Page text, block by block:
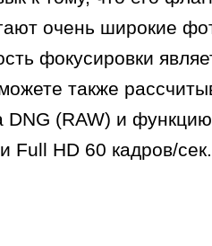
очень широкие
фокусировки
также
(RAW) и
Full HD 60 кадров/